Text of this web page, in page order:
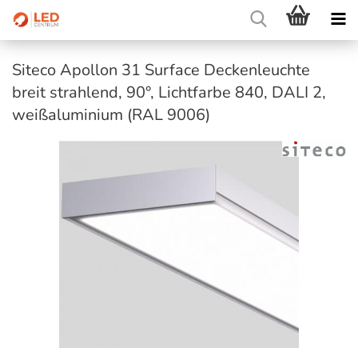
Siteco Apollon 31 Surface Deckenleuchte
breit strahlend, 90°, Lichtfarbe 840, DALI 2,
weißaluminium (RAL 9006)